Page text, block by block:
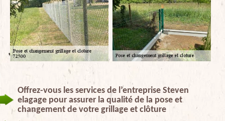
Offrez-vous les services de l’entreprise Steven
elagage pour assurer la qualité de la pose et
changement de votre grillage et clôture